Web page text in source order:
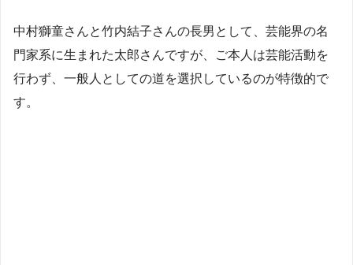
中村獅童さんと竹内結子さんの長男として、芸能界の名
門家系に生まれた太郎さんですが、ご本人は芸能活動を
行わず、一般人としての道を選択しているのが特徴的で
す。